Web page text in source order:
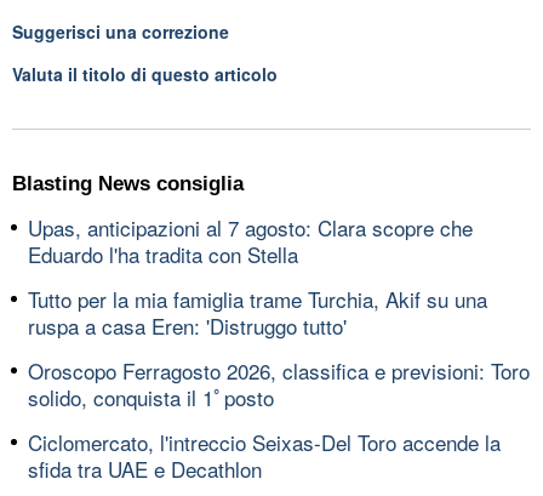
Suggerisci una correzione
Valuta il titolo di questo articolo
Blasting News consiglia
Upas, anticipazioni al 7 agosto: Clara scopre che
Eduardo l'ha tradita con Stella
Tutto per la mia famiglia trame Turchia, Akif su una
ruspa a casa Eren: 'Distruggo tutto'
Oroscopo Ferragosto 2026, classifica e previsioni: Toro
solido, conquista il 1ﾟposto
Ciclomercato, l'intreccio Seixas-Del Toro accende la
sfida tra UAE e Decathlon